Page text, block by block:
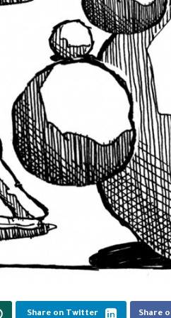
Share
Share on Twitter